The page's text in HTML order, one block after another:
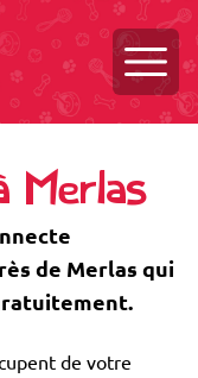
Merlas
de Merlas qui
de votre